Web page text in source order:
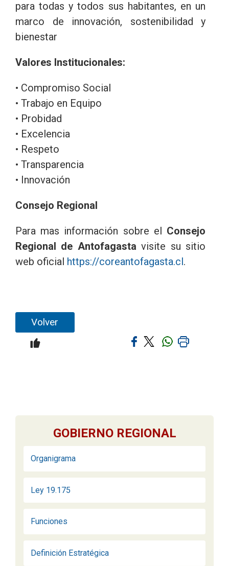
para todas y todos sus habitantes, en un
marco de innovación, sostenibilidad y
bienestar
Valores Institucionales:
• Compromiso Social
• Trabajo en Equipo
• Probidad
• Excelencia
• Respeto
• Transparencia
• Innovación
Consejo Regional
Para mas información sobre el Consejo
Regional de Antofagasta visite su sitio
web oficial https://coreantofagasta.cl.
Volver
GOBIERNO REGIONAL
Organigrama
Ley 19.175
Funciones
Definición Estratégica